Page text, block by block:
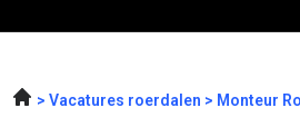
Vacatures roerdalen Monteur